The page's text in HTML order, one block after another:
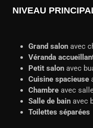
NIVEAU
Grand salon avec
Véranda
Petit salon avec
Cuisine spacieuse
Chambre avec
Salle de bain avec
Toilettes séparées